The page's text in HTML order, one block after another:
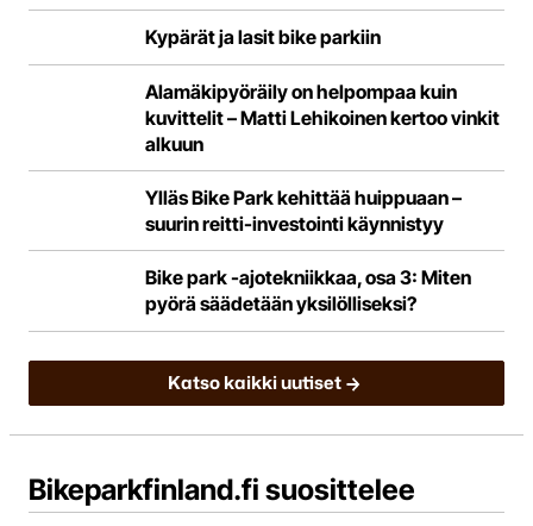
Kypärät ja lasit bike parkiin
Alamäkipyöräily on helpompaa kuin
kuvittelit – Matti Lehikoinen kertoo vinkit
alkuun
Ylläs Bike Park kehittää huippuaan –
suurin reitti-investointi käynnistyy
Bike park -ajotekniikkaa, osa 3: Miten
pyörä säädetään yksilölliseksi?
Katso kaikki uutiset
Bikeparkfinland.fi suosittelee